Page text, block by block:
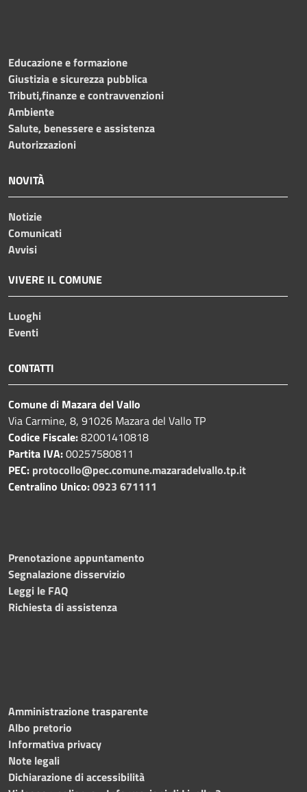
Educazione e formazione
Giustizia e sicurezza pubblica
Tributi,finanze e contravvenzioni
Ambiente
Salute, benessere e assistenza
Autorizzazioni
NOVITÀ
Notizie
Comunicati
Avvisi
VIVERE IL COMUNE
Luoghi
Eventi
CONTATTI
Comune di Mazara del Vallo
Via Carmine, 8, 91026 Mazara del Vallo TP
Codice Fiscale:82001410818
Partita IVA:00257580811
PEC: protocollo@pec.comune.mazaradelvallo.tp.it
Centralino Unico:0923 671111
Prenotazione appuntamento
Segnalazione disservizio
Leggi le FAQ
Richiesta di assistenza
Amministrazione trasparente
Albo pretorio
Informativa privacy
Note legali
Dichiarazione di accessibilità